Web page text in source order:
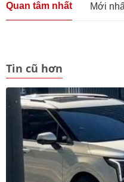
Quan tâm nhất Mới
Tin cũ hơn